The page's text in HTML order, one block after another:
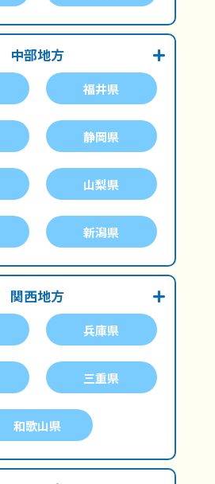
関西地方
兵庫県
三重県
和歌山県
中部地方
福井県
静岡県
山梨県
新潟県